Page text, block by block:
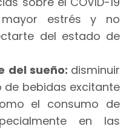
estrés y no
del estado de
del sueño: disminuir
de bebidas excitante
el consumo de
en las